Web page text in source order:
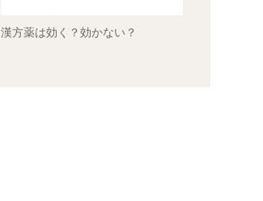
漢方薬は効く？効かない？